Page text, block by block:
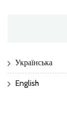
Українська
English